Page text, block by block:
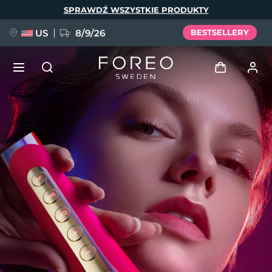
SPRAWDŹ WSZYSTKIE PRODUKTY
US 8/9/26 BESTSELLERY
Zaloguj
Profil użytkownika
Moje urządzenia
Moje zamówienia
Moje adresy
Moje subskrypcje
NOWOŚĆ
FAQ™ Pure Beauty-Tech Elixir
BREAKING NEWS
issa™ Teeth Whitening Set
Język
English Deutsch
Español
Français
Italiano
Português
Polski
Svenska
Русский
Türkçe
简体中文 繁體中文